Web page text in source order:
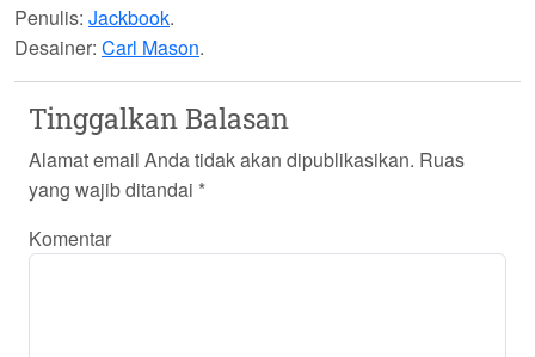
Penulis: Jackbook.
Desainer: Carl Mason.
Tinggalkan Balasan
Alamat email Anda tidak akan dipublikasikan. Ruas
yang wajib ditandai *
Komentar